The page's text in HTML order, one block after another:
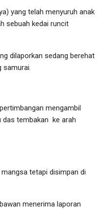
yang telah menyuruh anak
sebuah kedai runcit
dilaporkan sedang berehat
samurai.
mengambil
das tembakan ke arah
tetapi disimpan di
menerima laporan